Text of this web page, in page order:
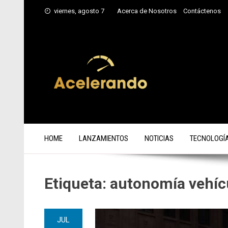
viernes, agosto 7 Acerca de Nosotros Contáctenos
HOME LANZAMIENTOS NOTICIAS
Etiqueta: autonomía
JUL